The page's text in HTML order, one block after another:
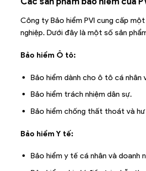
Công ty Bảo hiểm PVI cung cấp
nghiệp. Dưới đây là một số sản
Bảo hiểm Ô tô:
Bảo hiểm dành cho ô tô cá nhân
Bảo hiểm trách nhiệm dân sự.
Bảo hiểm chống thất thoát và
Bảo hiểm Y tế:
Bảo hiểm y tế cá nhân và doanh